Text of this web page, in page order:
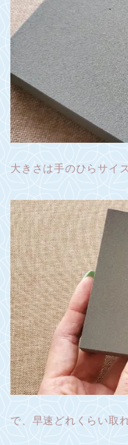
大きさは手のひらサイ
で、早速どれくらい取